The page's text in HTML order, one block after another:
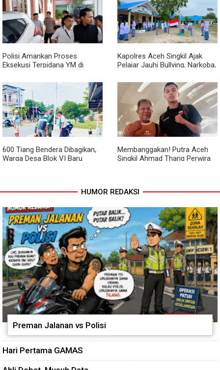
Babinsa dan Bhabinkamtibmas
Ajak Warga Semarakkan HUT
RI ke-81 dengan Kibarkan
Merah Putih
Cuaca Tak Jadi Penghalang,
Pengecoran Kepala Jembatan
Garuda dan Pengacian Terus
Dikebut
Polisi Amankan Proses
Eksekusi Terpidana YM di
Kapolres Aceh Singkil Ajak
Pelajar Jauhi Bullying, Narkoba,
600 Tiang Bendera Dibagikan,
Warga Desa Blok VI Baru
Membanggakan! Putra Aceh
Singkil Ahmad Thariq Perwira
HUMOR REDAKSI
Preman Jalanan vs Polisi
Hari Pertama GAMAS